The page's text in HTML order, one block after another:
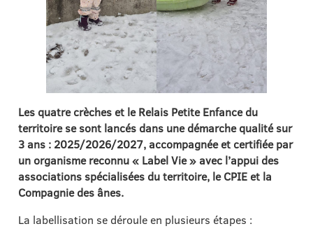
Les quatre crèches et le Relais Petite Enfance du
territoire se sont lancés dans une démarche qualité sur
3 ans : 2025/2026/2027, accompagnée et certifiée par
un organisme reconnu « Label Vie » avec l’appui des
associations spécialisées du territoire, le CPIE et la
Compagnie des ânes.
La labellisation se déroule en plusieurs étapes :